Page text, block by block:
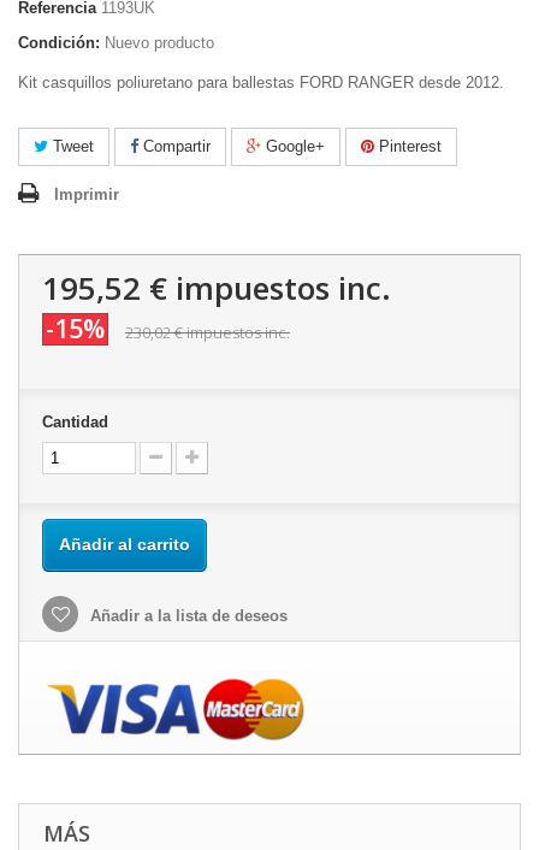
Referencia 1193UK
Condición: Nuevo producto
Kit casquillos poliuretano para ballestas FORD RANGER desde 2012.
Tweet Compartir Google+ Pinterest
Imprimir
195,52 € impuestos inc.
-15% 230,02 €impuestos inc.
Cantidad
Añadir al carrito
Añadir a la lista de deseos
MÁS